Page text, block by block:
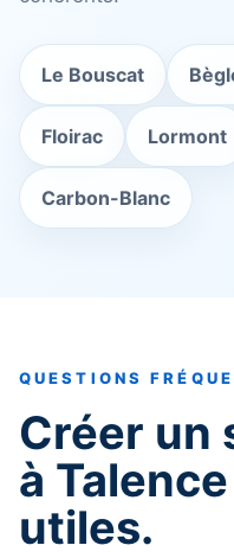
Le Bouscat
Floirac Lormont
Carbon-Blanc
QUESTIONS
Créer un
à
utiles.